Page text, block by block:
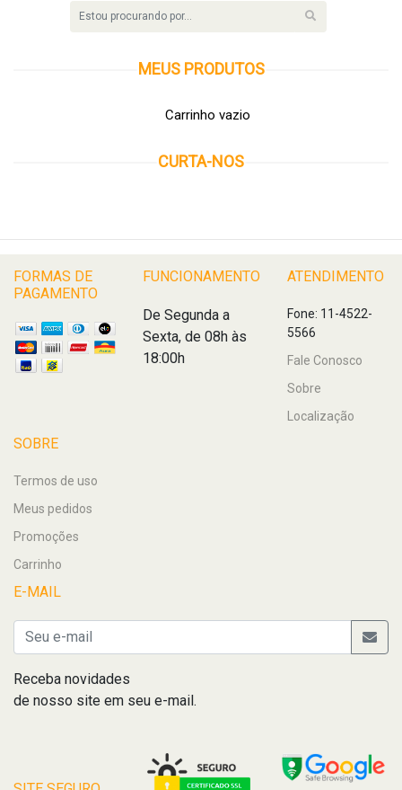
MEUS PRODUTOS
Carrinho vazio
CURTA-NOS
FORMAS DE
PAGAMENTO
FUNCIONAMENTO
De Segunda a
Sexta, de 08h às
18:00h
ATENDIMENTO
Fone: 11-4522-
5566
Fale Conosco
Sobre
Localização
SOBRE
Termos de uso
Meus pedidos
Promoções
Carrinho
E-MAIL
Receba novidades
de nosso site em seu e-mail.